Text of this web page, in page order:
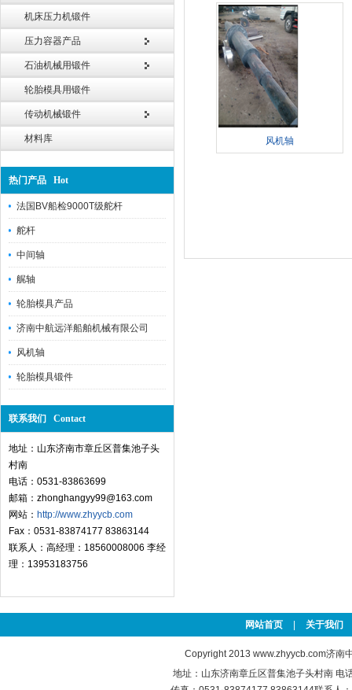
机床压力机锻件
压力容器产品
石油机械用锻件
轮胎模具用锻件
传动机械锻件
材料库
热门产品 Hot
法国BV船检9000T级舵杆
舵杆
中间轴
艉轴
轮胎模具产品
济南中航远洋船舶机械有限公司
风机轴
轮胎模具锻件
联系我们 Contact
地址：山东济南市章丘区普集池子头
村南
电话：0531-83863699
邮箱：zhonghangyy99@163.com
网站： http://www.zhyycb.com
Fax：0531-83874177 83863144
联系人：高经理：18560008006 李经
理：13953183756
风机轴
网站首页 关于我们
Copyright 2013 www.zhyycb.com济南
地址：山东济南章丘区普集池子头村南